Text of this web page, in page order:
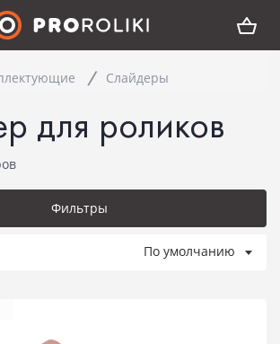
Слайдеры
для роликов
Фильтры
По умолчанию